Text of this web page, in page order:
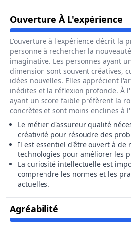
Ouverture À L'expérience
L'ouverture à l'expérience décrit la
personne à rechercher la
imaginative. Les personnes ayant
dimension sont souvent créatives,
idées nouvelles. Elles apprécient
inédites et la réflexion profonde. À
ayant un score faible préfèrent la
concrètes et sont moins enclines à
Le métier d'assureur qualité
créativité pour résoudre des
Il est essentiel d'être ouvert à de
technologies pour améliorer les
La curiosité intellectuelle est
comprendre les normes et les
actuelles.
Agréabilité Pour Le